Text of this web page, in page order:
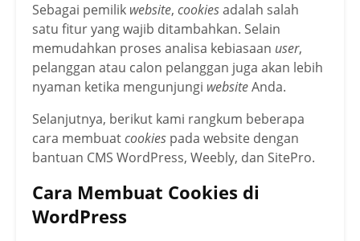
Sebagai pemilik website, cookiesadalah salah
satu fitur yang wajib ditambahkan. Selain
memudahkan proses analisa kebiasaan user,
pelanggan atau calon pelanggan juga akan lebih
nyaman ketika mengunjungi websiteAnda.
Selanjutnya, berikut kami rangkum beberapa
cara membuatcookies pada website dengan
bantuan CMS WordPress, Weebly, dan SitePro.
Cara Membuat Cookies di
WordPress